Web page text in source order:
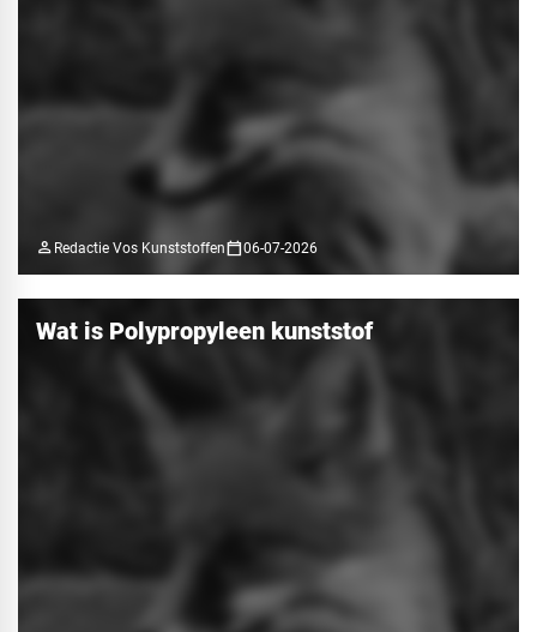
person Redactie Vos Kunststoffencalendar_today06-07-2026
Wat is Polypropyleen kunststof